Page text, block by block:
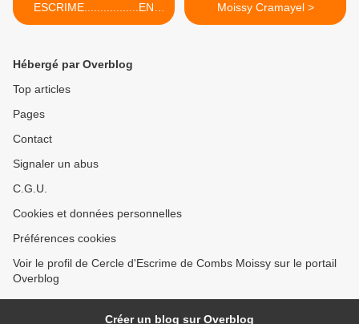
ESCRIME.................EN
VOUS ATTEND !
Moissy Cramayel >
Hébergé par Overblog
Top articles
Pages
Contact
Signaler un abus
C.G.U.
Cookies et données personnelles
Préférences cookies
Voir le profil de Cercle d'Escrime de Combs Moissy sur le portail
Overblog
Créer un blog sur Overblog